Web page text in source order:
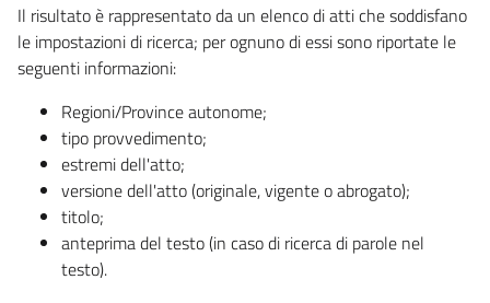
Il risultato è rappresentato da un elenco di atti che soddisfano
le impostazioni di ricerca; per ognuno di essi sono riportate le
seguenti informazioni:
Regioni/Province autonome;
tipo provvedimento;
estremi dell'atto;
versione dell'atto (originale, vigente o abrogato);
titolo;
anteprima del testo (in caso di ricerca di parole nel
testo).